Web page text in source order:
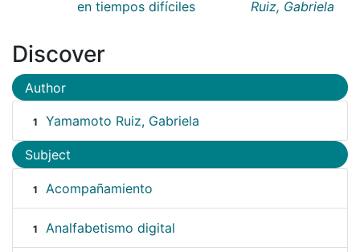
en tiempos difíciles
Ruiz, Gabriela
Discover
Author
1 Yamamoto Ruiz, Gabriela
Subject
1 Acompañamiento
1 Analfabetismo digital